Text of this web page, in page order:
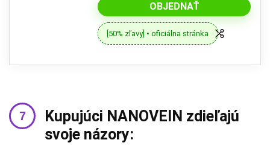
OBJEDNAŤ
[50% zľavy] • oficiálna stránka
Kupujúci NANOVEIN zdieľajú
svoje názory: